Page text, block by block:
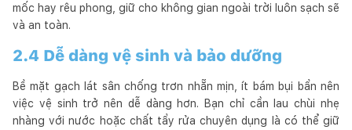
mốc hay rêu phong, giữ cho không gian ngoài trời luôn sạch sẽ
và an toàn.
2.4 Dễ dàng vệ sinh và bảo dưỡng
Bề mặt gạch lát sân chống trơn nhẵn mịn, ít bám bụi bẩn nên
việc vệ sinh trở nên dễ dàng hơn. Bạn chỉ cần lau chùi nhẹ
nhàng với nước hoặc chất tẩy rửa chuyên dụng là có thể giữ